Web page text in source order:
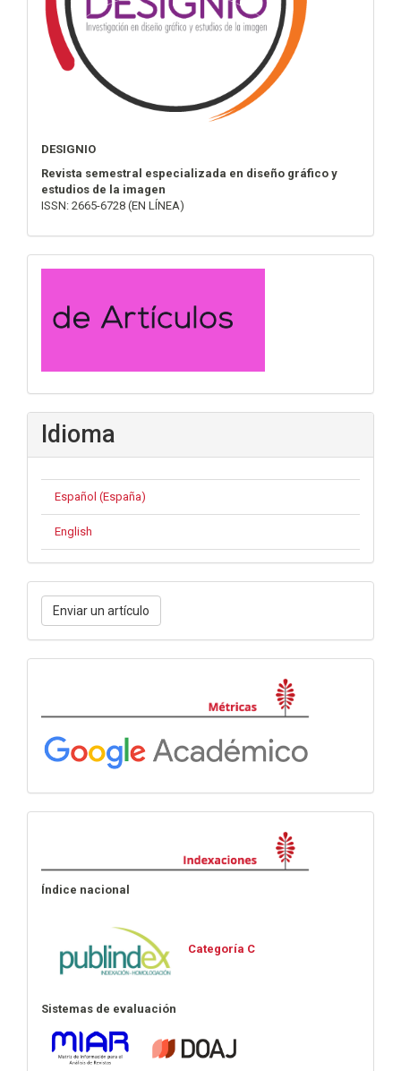
DESIGNIO
Revista semestral especializada en diseño gráfico y
estudios de la imagen
ISSN: 2665-6728 (EN LÍNEA)
convocatoria
Idioma
Español (España)
English
Enviar
un
artículo
Enviar un artículo
Índice nacional
Categoría C
Sistemas de evaluación